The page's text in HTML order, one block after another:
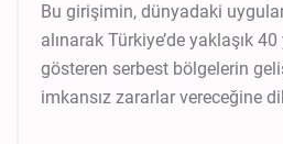
Bu girişimin, dünyadaki
alınarak Türkiye’de yaklaşık
gösteren serbest bölgelerin
imkansız zararlar vereceğine